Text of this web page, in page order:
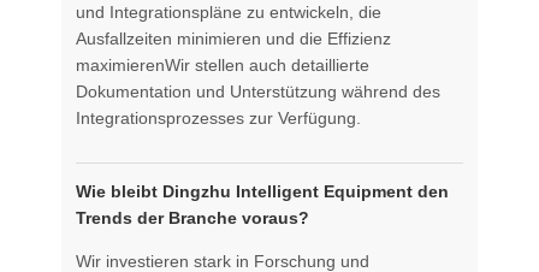
und Integrationspläne zu entwickeln, die
Ausfallzeiten minimieren und die Effizienz
maximierenWir stellen auch detaillierte
Dokumentation und Unterstützung während des
Integrationsprozesses zur Verfügung.
Wie bleibt Dingzhu Intelligent Equipment den
Trends der Branche voraus?
Wir investieren stark in Forschung und